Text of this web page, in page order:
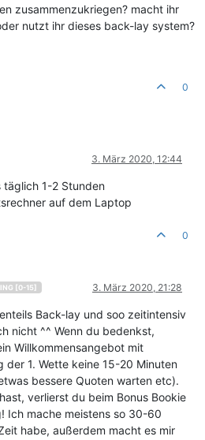
zusammenzukriegen? macht ihr
nutzt ihr dieses back-lay system?
0
3. März 2020, 12:44
täglich 1-2 Stunden
auf dem Laptop
0
[0-15] 3. März 2020, 21:28
Back-lay und soo zeitintensiv
nicht ^^ Wenn du bedenkst,
Willkommensangebot mit
der 1. Wette keine 15-20 Minuten
bessere Quoten warten etc).
verlierst du beim Bonus Bookie
Ich mache meistens so 30-60
habe, außerdem macht es mir